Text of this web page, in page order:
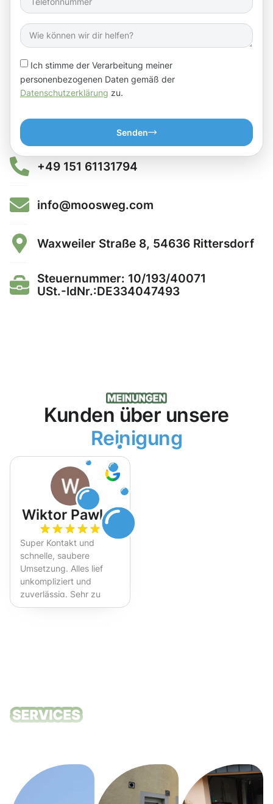
Ich stimme der Verarbeitung meiner
personenbezogenen Daten gemäß der
Datenschutzerklärung zu.
Senden
+49 151 61131794
info@moosweg.com
Waxweiler Straße 8, 54636 Rittersdorf
Steuernummer: 10/193/40071
USt.-IdNr.:DE334047493
Kunden über unsere
Reinigung
Wiktor Pawlak
Super Kontakt und
schnelle, saubere
Umsetzung. Alles lief
unkompliziert und
zuverlässig. Sehr zu
empfehlen!